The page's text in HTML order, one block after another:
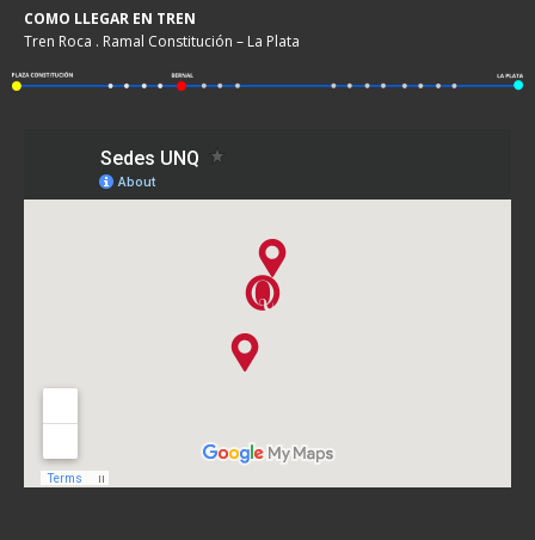
COMO LLEGAR EN TREN
Tren Roca . Ramal Constitución – La Plata